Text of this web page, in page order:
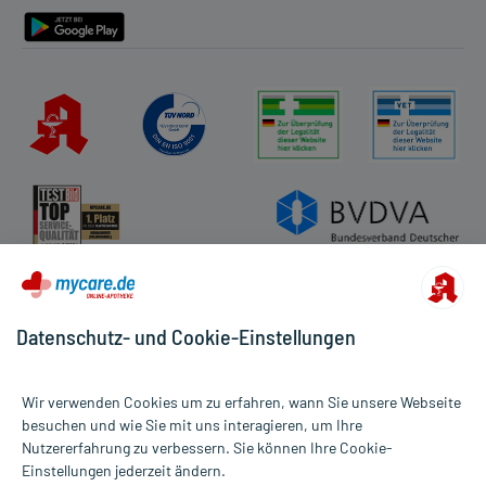
Alle Preise gelten inkl. MwSt., ggf. zzgl. Versandkosten
Informationen auf dieser Website werden ausschließlich für
Datenschutz- und Cookie-Einstellungen
Wir verwenden Cookies um zu erfahren, wann Sie unsere Webseite
besuchen und wie Sie mit uns interagieren, um Ihre
Nutzererfahrung zu verbessern. Sie können Ihre Cookie-
Einstellungen jederzeit ändern.